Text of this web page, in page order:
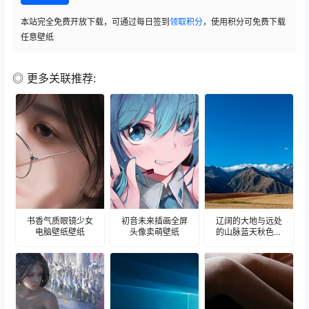
本站完全免费开放下载，可通过每日签到领取积分，使用积分可免费下载
任意壁纸
◎ 更多关联推荐:
书香气质眼镜少女
电脑壁纸壁纸
初音未来插画全屏
头像卖萌壁纸
辽阔的大地与远处
的山脉蓝天秋色大